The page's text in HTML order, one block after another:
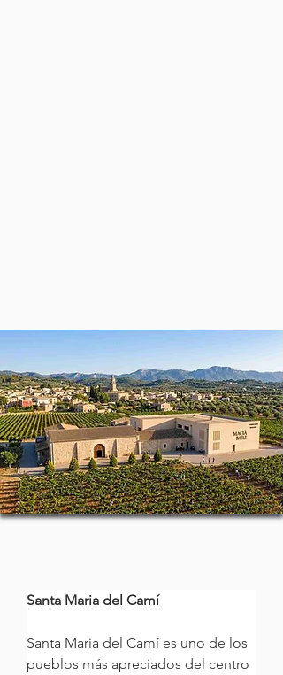
Santa Maria del Camí
Santa Maria del Camí es uno de los
pueblos más apreciados del centro